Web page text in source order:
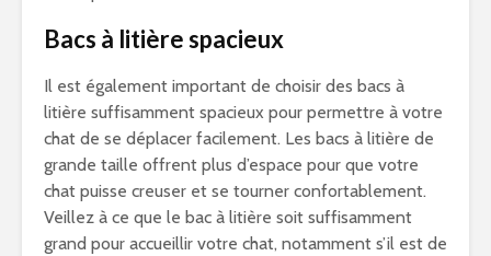
Bacs à litière spacieux
Il est également important de choisir des bacs à
litière suffisamment spacieux pour permettre à votre
chat de se déplacer facilement. Les bacs à litière de
grande taille offrent plus d’espace pour que votre
chat puisse creuser et se tourner confortablement.
Veillez à ce que le bac à litière soit suffisamment
grand pour accueillir votre chat, notamment s’il est de